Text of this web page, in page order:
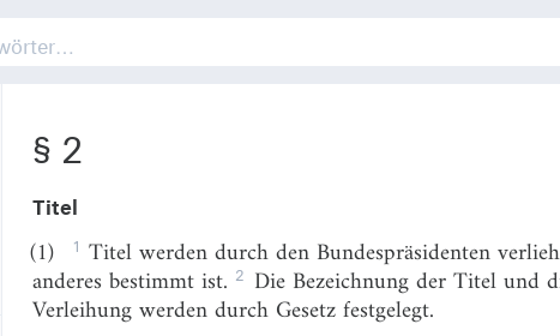
durch dieses Gesetz nicht berührt.
§ 2
Titel
(1) 1 Titel werden durch den Bundespräsidenten
anderes bestimmt ist. 2 Die Bezeichnung der Titel und
Verleihung werden durch Gesetz festgelegt.